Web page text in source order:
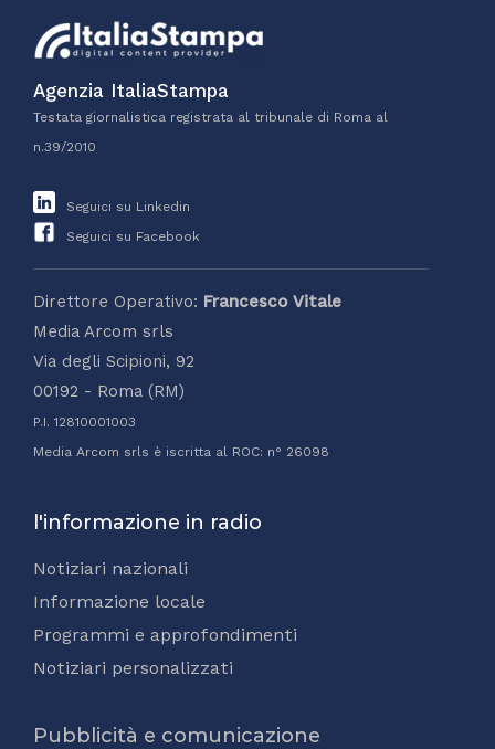
Agenzia ItaliaStampa
Testata giornalistica registrata al tribunale di Roma al
n.39/2010
Seguici su Linkedin
Seguici su Facebook
Direttore Operativo: Francesco Vitale
Media Arcom srls
Via degli Scipioni, 92
00192 - Roma (RM)
P.I. 12810001003
Media Arcom srls è iscritta al ROC: n° 26098
l'informazione in radio
Notiziari nazionali
Informazione locale
Programmi e approfondimenti
Notiziari personalizzati
Pubblicità e comunicazione